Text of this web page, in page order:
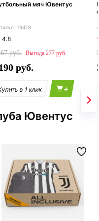
мяч Ювентус
19478
4.8
277
+
Ювентус